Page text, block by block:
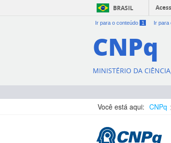
BRASIL
Ir para o conteúdo 1 Ir para
CNPq
MINISTÉRIO DA
Você está aqui: CNPq